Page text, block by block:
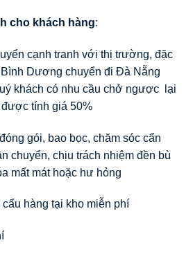
cho khách hàng:
cạnh tranh với thị trường, đặc
Dương chuyển đi Đà Nẵng
khách có nhu cầu chở ngược lại
tính giá 50%
gói, bao bọc, chăm sóc cẩn
chuyển, chịu trách nhiệm đền bù
mất mát hoặc hư hỏng
hàng tại kho miễn phí